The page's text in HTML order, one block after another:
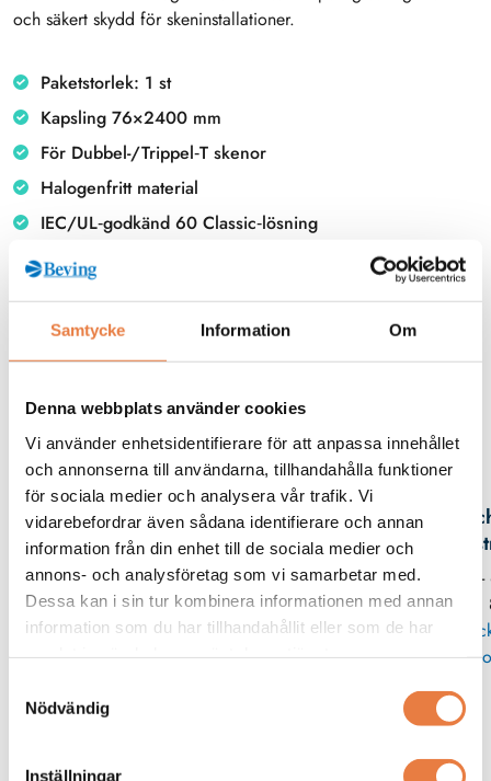
Samtycke Information Om
Denna webbplats använder cookies
Vi använder enhetsidentifierare för att anpassa innehållet
och annonserna till användarna, tillhandahålla funktioner
för sociala medier och analysera vår trafik. Vi
vidarebefordrar även sådana identifierare och annan
information från din enhet till de sociala medier och
annons- och analysföretag som vi samarbetar med.
Dessa kan i sin tur kombinera informationen med annan
information som du har tillhandahållit eller som de har
Nödvändig
Inställningar
och säkert skydd för skeninstallationer.
Paketstorlek: 1 st
Kapsling 76×2400 mm
För Dubbel-/Trippel‑T skenor
Halogenfritt material
IEC/UL‑godkänd 60 Classic‑lösning
Beskrivning
Filer
Kontaktperson
08
Skenhållare och beröringsskydd
Wöhner